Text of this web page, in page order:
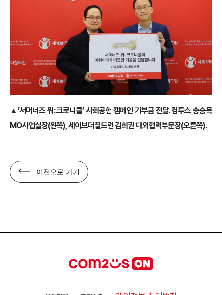
▲’서머너즈 워: 크로니클’ 사회공헌 캠페인 기부금 전달. 컴투스 송승목
MO사업실장(왼쪽), 세이브더칠드런 김희권 대외협력부문장(오른쪽).
이전으로 가기